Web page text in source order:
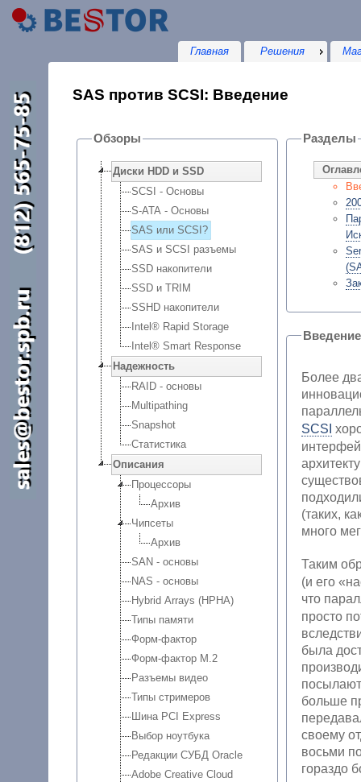
Главная Решения
SAS против SCSI: Введение
Обзоры
Диски HDD и SSD
SCSI - Основы
S-ATA - Основы
SAS или SCSI?
SAS и SCSI разъемы
SSD накопители
SSD и TRIM
SSHD накопители
Intel® Rapid Storage
Intel® Smart Response
Надежность
RAID - основы
Multipathing
Snapshot
Статистика
Описания
Процессоры
Архив
Чипсеты
Архив
SAN - основы
NAS - основы
Hybrid Arrays (HPHA)
Типы памяти
Форм-фактор
Форм-фактор M.2
Разъемы видео
Типы стримеров
Шина PCI Express
Выбор ноутбука
Редакции СУБД Oracle
Adobe Creative Cloud
Разделы
Введение
Более
SCSI
(таких,
много
Таким
(и его
что
просто
была
больше
своему
восьми
гораздо